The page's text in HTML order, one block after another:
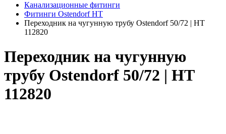
Канализационные фитинги
Фитинги Ostendorf HT
Переходник на чугунную трубу Ostendorf 50/72 | HT
112820
Переходник на чугунную
трубу Ostendorf 50/72 | HT
112820